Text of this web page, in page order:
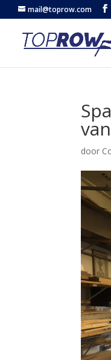
mail@toprow.com
door